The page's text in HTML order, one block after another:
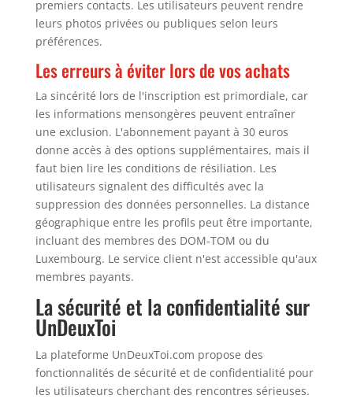
premiers contacts. Les utilisateurs peuvent rendre
leurs photos privées ou publiques selon leurs
préférences.
Les erreurs à éviter lors de vos achats
La sincérité lors de l'inscription est primordiale, car
les informations mensongères peuvent entraîner
une exclusion. L'abonnement payant à 30 euros
donne accès à des options supplémentaires, mais il
faut bien lire les conditions de résiliation. Les
utilisateurs signalent des difficultés avec la
suppression des données personnelles. La distance
géographique entre les profils peut être importante,
incluant des membres des DOM-TOM ou du
Luxembourg. Le service client n'est accessible qu'aux
membres payants.
La sécurité et la confidentialité sur
UnDeuxToi
La plateforme UnDeuxToi.com propose des
fonctionnalités de sécurité et de confidentialité pour
les utilisateurs cherchant des rencontres sérieuses.